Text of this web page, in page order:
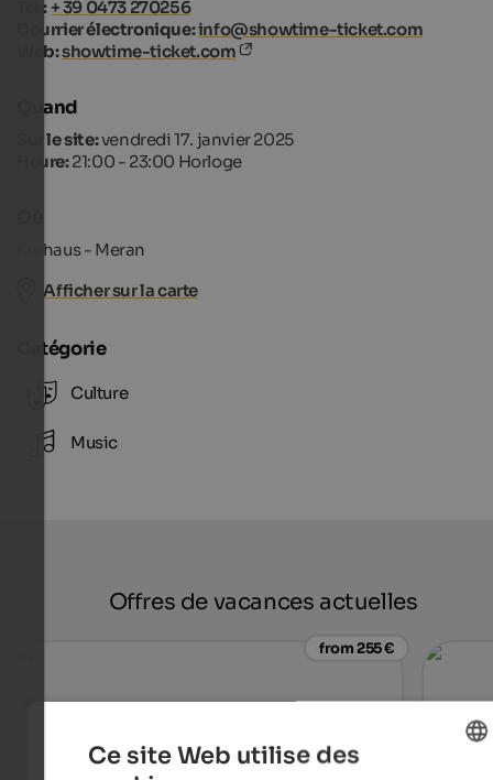
Tél.: + 39 0473 270256
Courrier électronique:info@showtime-ticket.com
Web:showtime-ticket.com
Quand
Sur le site:vendredi 17. janvier 2025
Heure:21:00 - 23:00 Horloge
Kurhaus - Meran
Afficher sur la carte
Catégorie
Culture
Music
Offres de vacances actuelles
from 255 €
Ce site Web utilise des